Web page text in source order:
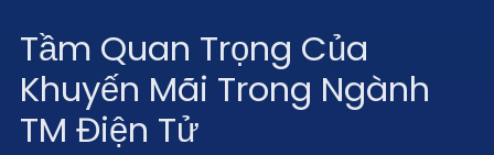
Tầm Quan Trọng Của
Khuyến Mãi Trong Ngành
TM Điện Tử